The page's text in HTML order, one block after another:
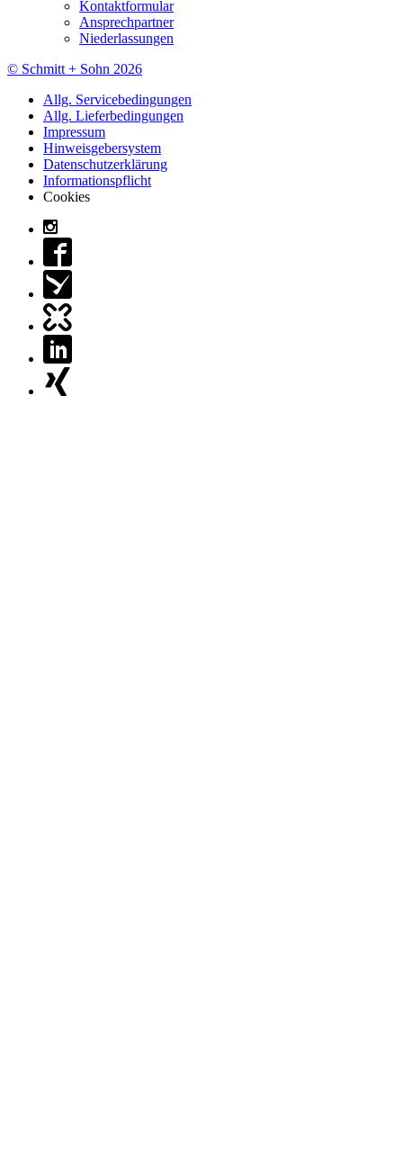
Kontaktformular
Ansprechpartner
Niederlassungen
© Schmitt + Sohn 2026
Allg. Servicebedingungen
Allg. Lieferbedingungen
Impressum
Hinweisgebersystem
Datenschutzerklärung
Informationspflicht
Cookies